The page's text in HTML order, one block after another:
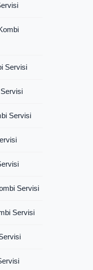
Servisi
Servisi
Servisi
Servisi